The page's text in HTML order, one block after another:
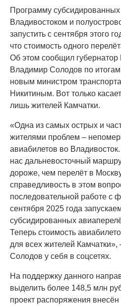
Программу
Владивостоком и
запустить с сентября этого
что стоимость одного
Об этом сообщил губернатор
Владимир Солодов по итогам
новым министром
Никитиным. Вот только
лишь жителей Камчатки.
«Одна из самых острых и
жителями проблем –
авиабилетов во
нас дальневосточный
дороже, чем перелёт в
справедливость в этом
последовательной работе с
сентября 2025 года
субсидированных
Теперь стоимость
для всех жителей Камчатки»,
Солодов у себя в соцсетях.
На поддержку данного
выделить более 148,5 млн
проект распоряжения